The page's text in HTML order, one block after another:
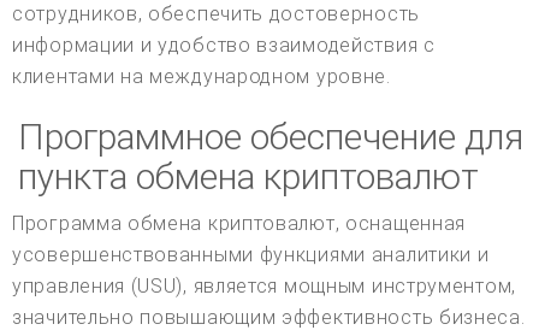
сотрудников, обеспечить достоверность
информации и удобство взаимодействия с
клиентами на международном уровне.
Программное обеспечение для
пункта обмена криптовалют
Программа обмена криптовалют, оснащенная
усовершенствованными функциями аналитики и
управления (USU), является мощным инструментом,
значительно повышающим эффективность бизнеса.